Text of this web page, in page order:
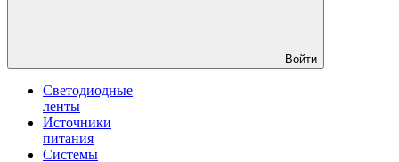
Войти
Светодиодные
ленты
Источники
питания
Системы